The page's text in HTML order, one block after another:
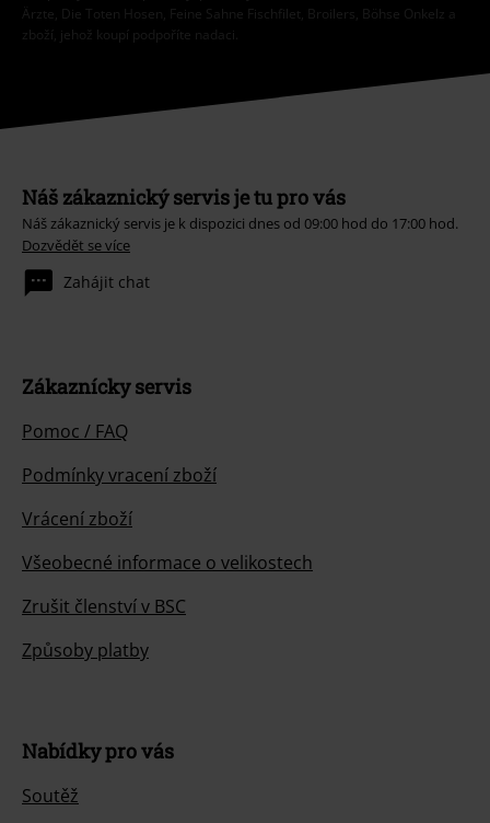
Ärzte, Die Toten Hosen, Feine Sahne Fischfilet, Broilers, Böhse Onkelz a
zboží, jehož koupí podpoříte nadaci.
Náš zákaznický servis je tu pro vás
Náš zákaznický servis je k dispozici dnes od 09:00 hod do 17:00 hod.
Dozvědět se více
Zahájit chat
Zákaznícky servis
Pomoc / FAQ
Podmínky vracení zboží
Vrácení zboží
Všeobecné informace o velikostech
Zrušit členství v BSC
Způsoby platby
Nabídky pro vás
Soutěž